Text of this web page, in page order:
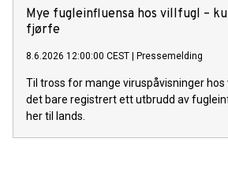
Mye fugleinfluensa hos villfugl –
fjørfe
8.6.2026 12:00:00 CEST Pressemelding
Til tross for mange viruspåvisninger hos
det bare registrert ett utbrudd av
her til lands.